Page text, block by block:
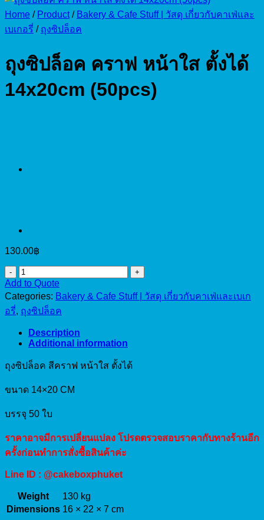
Home / Product / Bakery & Cafe Stuff | วัสดุ เกี่ยวกับคาเฟ่และ
เบเกอรี่ / ถุงซิปล็อค
ถุงซิปล็อค คราฟ หน้าใส ตั้งได้
14x20cm (50pcs)
130.00฿
ถุง
ซิป
ล็อค
คราฟ
หน้า
ใส
ตั้ง
14x20cm
quantity
Add to Quote
Categories: Bakery & Cafe Stuff | วัสดุ เกี่ยวกับคาเฟ่และเบเก
อรี่, ถุงซิปล็อค
Description
Additional information
ถุงซิปล็อค สีคราฟ หน้าใส ตั้งได้
ขนาด 14×20 CM
บรรจุ 50 ใบ
ราคาอาจมีการเปลี่ยนแปลง โปรดตรวจสอบราคากับทางร้านอีก
ครั้งก่อนทำการสั่งซื้อสินค้าค่ะ
Line ID : @cakeboxphuket
Weight
130 kg
Dimensions 16 × 22 × 7 cm